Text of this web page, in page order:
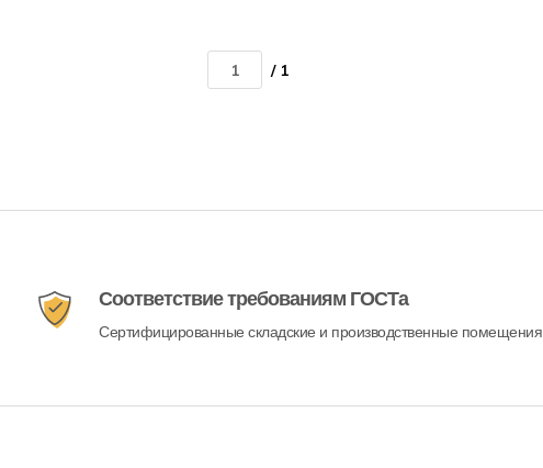
/ 1
Соответствие требованиям ГОСТа
Сертифицированные складские и производственные помещения